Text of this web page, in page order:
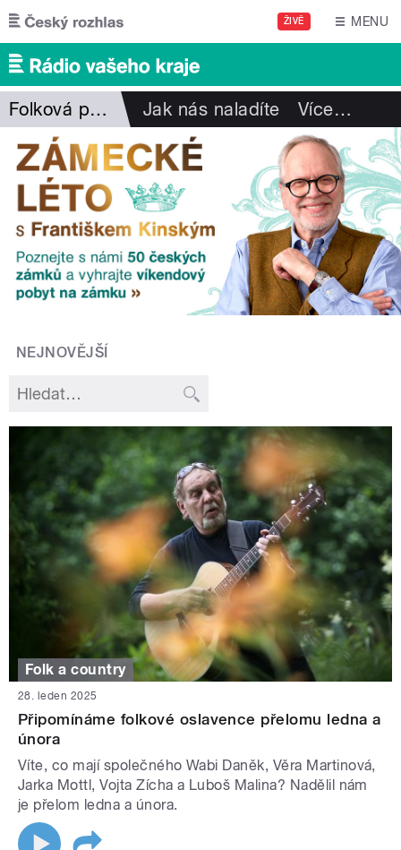
Přejít k hlavnímu obsahu
ŽIVĚ MENU
Folková pohlazení Jak nás naladíte Více…
NEJNOVĚJŠÍ
Folk a country
28. leden 2025
Připomínáme folkové oslavence přelomu ledna a
února
Víte, co mají společného Wabi Daněk, Věra Martinová,
Jarka Mottl, Vojta Zícha a Luboš Malina? Nadělil nám
je přelom ledna a února.